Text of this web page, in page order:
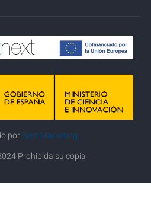
porBest Marketing
Prohibida su copia